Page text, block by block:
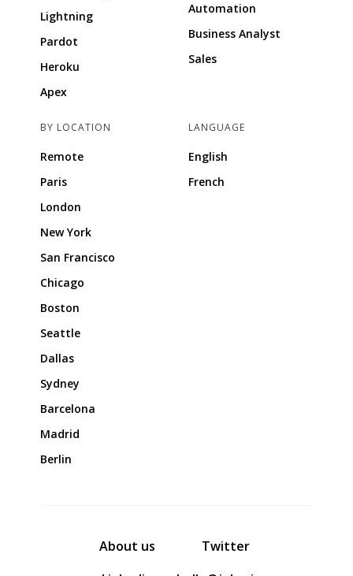
Lightning
Pardot
Heroku
Apex
Automation
Business Analyst
Sales
BY LOCATION
Remote
Paris
London
New York
San Francisco
Chicago
Boston
Seattle
Dallas
Sydney
Barcelona
Madrid
Berlin
LANGUAGE
English
French
About us
Twitter